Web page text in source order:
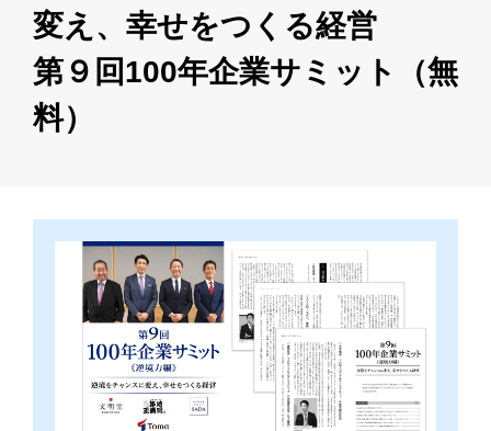
変え、幸せをつくる経営
第９回100年企業サミット（無
料）